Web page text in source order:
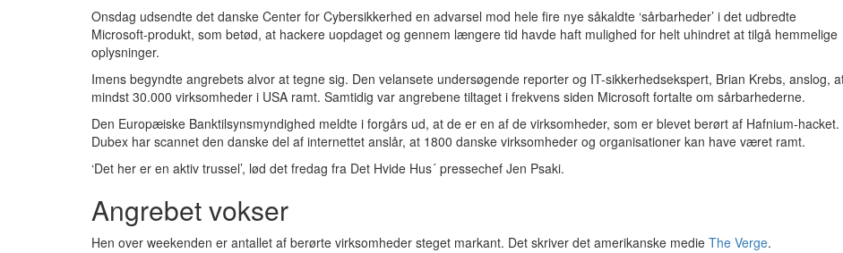
Onsdag udsendte det danske Center for Cybersikkerhed en advarsel mod hele fire nye såkaldte ‘sårbarheder’ i det udbredte
Microsoft-produkt, som betød, at hackere uopdaget og gennem længere tid havde haft mulighed for helt uhindret at tilgå hemmelige
oplysninger.
Imens begyndte angrebets alvor at tegne sig. Den velansete undersøgende reporter og IT-sikkerhedsekspert, Brian Krebs, anslog,
mindst 30.000 virksomheder i USA ramt. Samtidig var angrebene tiltaget i frekvens siden Microsoft fortalte om sårbarhederne.
Den Europæiske Banktilsynsmyndighed meldte i forgårs ud, at de er en af de virksomheder, som er blevet berørt af Hafnium-hacket.
Dubex har scannet den danske del af internettet anslår, at 1800 danske virksomheder og organisationer kan have været ramt.
‘Det her er en aktiv trussel’, lød det fredag fra Det Hvide Hus´ pressechef Jen Psaki.
Angrebet vokser
Hen over weekenden er antallet af berørte virksomheder steget markant. Det skriver det amerikanske medie The Verge.